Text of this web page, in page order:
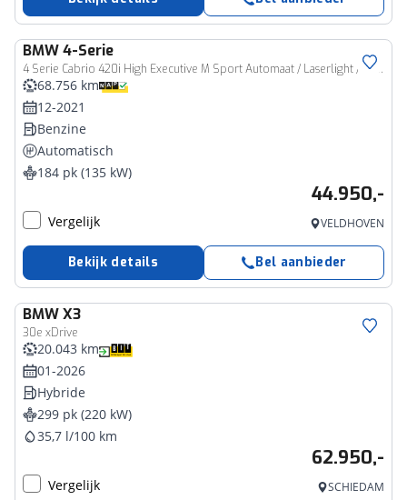
BMW4-Serie
4 Serie Cabrio 420i High Executive M Sport Automaat / Laserlight / Achteruitrijcamera / Air Collar / Head-Up / M Sportonderstel / Live Cockpit Professional / Stuurverwarming
68.756 km
12-2021
Benzine
Automatisch
184 pk (135 kW)
44.950,-
Vergelijk VELDHOVEN
Bekijk details Bel aanbieder
BMWX3
30e xDrive
20.043 km
01-2026
Hybride
299 pk (220 kW)
35,7 l/100 km
62.950,-
Vergelijk SCHIEDAM